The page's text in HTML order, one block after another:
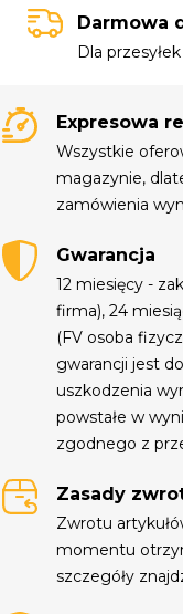
Darmowa
Dla
Expresowa
Wszystkie
magazynie,
zamówienia
Gwarancja
12 miesięcy -
firma), 24
(FV osoba
gwarancji jest
uszkodzenia
powstałe w
zgodnego z
Zasady
Zwrotu
momentu
szczegóły